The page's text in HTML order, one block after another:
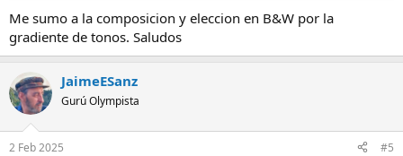
Me sumo a la composicion y eleccion en B&W por la
gradiente de tonos. Saludos
JaimeESanz
Gurú Olympista
2 Feb 2025 #5